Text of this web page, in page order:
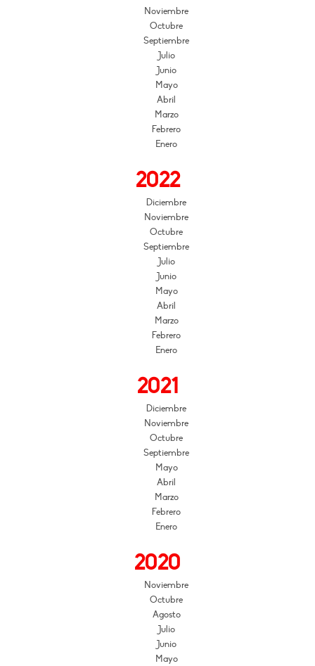
Noviembre
Octubre
Septiembre
Julio
Junio
Mayo
Abril
Marzo
Febrero
Enero
2022
Diciembre
Noviembre
Octubre
Septiembre
Julio
Junio
Mayo
Abril
Marzo
Febrero
Enero
2021
Diciembre
Noviembre
Octubre
Septiembre
Mayo
Abril
Marzo
Febrero
Enero
2020
Noviembre
Octubre
Agosto
Julio
Junio
Mayo